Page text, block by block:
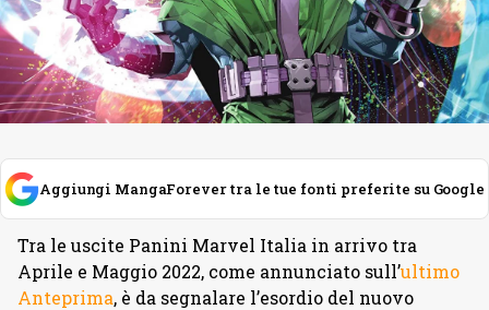
Aggiungi MangaForever tra le tue fonti preferite su Google
Tra le uscite Panini Marvel Italia in arrivo tra
Aprile e Maggio 2022, come annunciato sull’ultimo
Anteprima, è da segnalare l’esordio del nuovo